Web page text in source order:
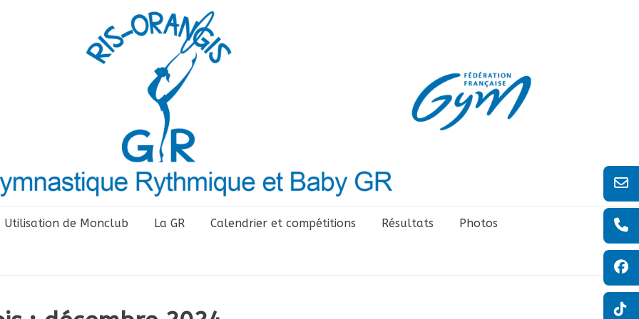
Utilisation de Monclub La GR Calendrier et compétitions Résultats Photos